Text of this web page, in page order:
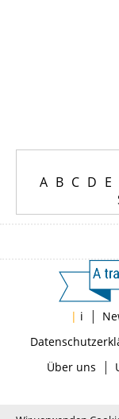
A B C D E
| i |
Über uns |